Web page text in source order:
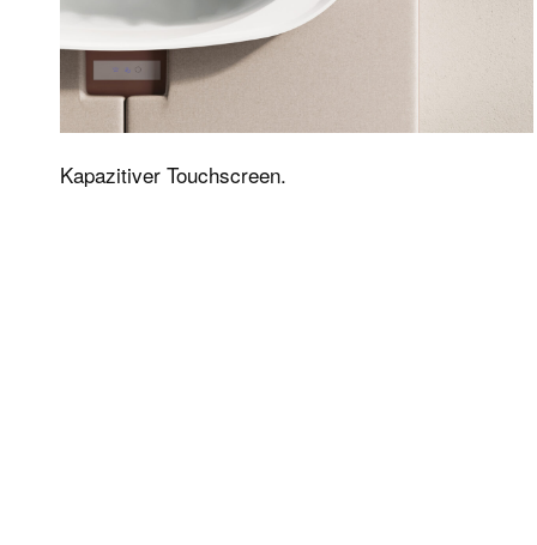
Kapazitiver Touchscreen.